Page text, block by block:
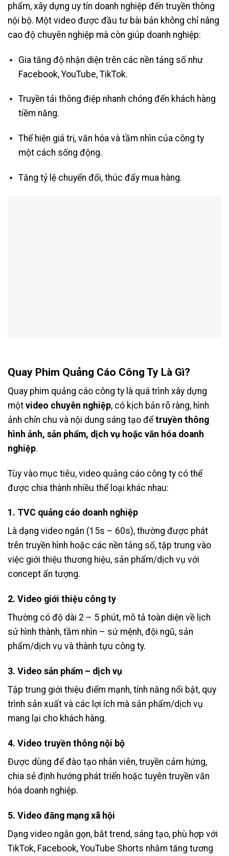
phẩm, xây dựng uy tín doanh nghiệp đến truyền thông
nội bộ. Một video được đầu tư bài bản không chỉ nâng
cao độ chuyên nghiệp mà còn giúp doanh nghiệp:
Gia tăng độ nhận diện trên các nền tảng số như
Facebook, YouTube, TikTok.
Truyền tải thông điệp nhanh chóng đến khách hàng
tiềm năng.
Thể hiện giá trị, văn hóa và tầm nhìn của công ty
một cách sống động.
Tăng tỷ lệ chuyển đổi, thúc đẩy mua hàng.
Quay Phim Quảng Cáo Công Ty Là Gì?
Quay phim quảng cáo công ty là quá trình xây dựng
một video chuyên nghiệp, có kịch bản rõ ràng, hình
ảnh chỉn chu và nội dung sáng tạo đểtruyền thông
hình ảnh, sản phẩm, dịch vụ hoặc văn hóa doanh
nghiệp.
Tùy vào mục tiêu, video quảng cáo công ty có thể
được chia thành nhiều thể loại khác nhau:
1. TVC quảng cáo doanh nghiệp
Là dạng video ngắn (15s – 60s), thường được phát
trên truyền hình hoặc các nền tảng số, tập trung vào
việc giới thiệu thương hiệu, sản phẩm/dịch vụ với
concept ấn tượng.
2. Video giới thiệu công ty
Thường có độ dài 2 – 5 phút, mô tả toàn diện về lịch
sử hình thành, tầm nhìn – sứ mệnh, đội ngũ, sản
phẩm/dịch vụ và thành tựu công ty.
3. Video sản phẩm – dịch vụ
Tập trung giới thiệu điểm mạnh, tính năng nổi bật, quy
trình sản xuất và các lợi ích mà sản phẩm/dịch vụ
mang lại cho khách hàng.
4. Video truyền thông nội bộ
Được dùng để đào tạo nhân viên, truyền cảm hứng,
chia sẻ định hướng phát triển hoặc tuyên truyền văn
hóa doanh nghiệp.
5. Video đăng mạng xã hội
Dạng video ngắn gọn, bắt trend, sáng tạo, phù hợp với
TikTok, Facebook, YouTube Shorts nhằm tăng tương